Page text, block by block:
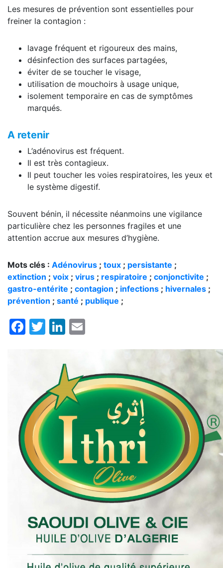
Les mesures de prévention sont essentielles pour
freiner la contagion :
lavage fréquent et rigoureux des mains,
désinfection des surfaces partagées,
éviter de se toucher le visage,
utilisation de mouchoirs à usage unique,
isolement temporaire en cas de symptômes
marqués.
A retenir
L’adénovirus est fréquent.
Il est très contagieux.
Il peut toucher les voies respiratoires, les yeux et
le système digestif.
Souvent bénin, il nécessite néanmoins une vigilance
particulière chez les personnes fragiles et une
attention accrue aux mesures d’hygiène.
Mots clés : Adénovirus ; toux ; persistante ;
extinction ; voix ; virus ; respiratoire ; conjonctivite ;
gastro-entérite ; contagion ; infections ; hivernales ;
prévention ; santé ; publique ;
Facebook
TwitterLinkedIn